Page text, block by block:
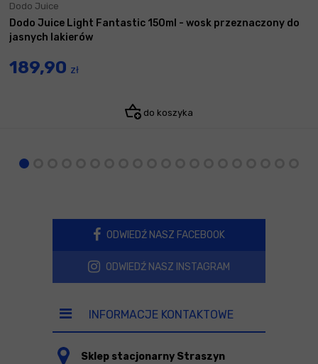
Dodo Juice
Dodo Juice Light Fantastic 150ml - wosk przeznaczony do
jasnych lakierów
189,90 zł
do koszyka
ODWIEDŹ NASZ FACEBOOK
ODWIEDŹ NASZ INSTAGRAM
INFORMACJE KONTAKTOWE
Sklep stacjonarny Straszyn